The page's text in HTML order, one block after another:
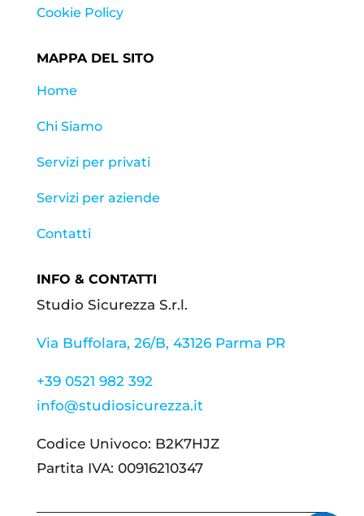
Cookie Policy
MAPPA DEL SITO
Home
Chi Siamo
Servizi per privati
Servizi per aziende
Contatti
INFO & CONTATTI
Studio Sicurezza S.r.l.
Via Buffolara, 26/B, 43126 Parma PR
+39 0521 982 392
info@studiosicurezza.it
Codice Univoco: B2K7HJZ
Partita IVA: 00916210347